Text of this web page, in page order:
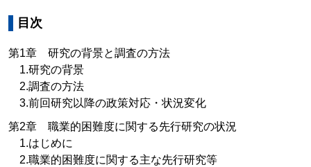
目次
第1章 研究の背景と調査の方法
1.研究の背景
2.調査の方法
3.前回研究以降の政策対応・状況変化
第2章 職業的困難度に関する先行研究の状況
1.はじめに
2.職業的困難度に関する主な先行研究等